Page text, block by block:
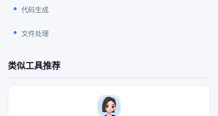
代码生成
文件处理
类似工具推荐